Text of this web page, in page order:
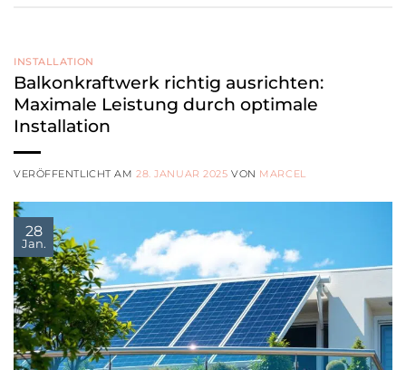
INSTALLATION
Balkonkraftwerk richtig ausrichten:
Maximale Leistung durch optimale
Installation
VERÖFFENTLICHT AM28. JANUAR 2025 VON MARCEL
28
Jan.